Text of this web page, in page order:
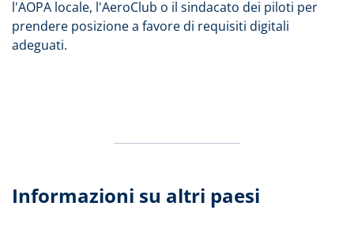
l'AOPA locale, l'AeroClub o il sindacato dei piloti per
prendere posizione a favore di requisiti digitali
adeguati.
Informazioni su altri paesi